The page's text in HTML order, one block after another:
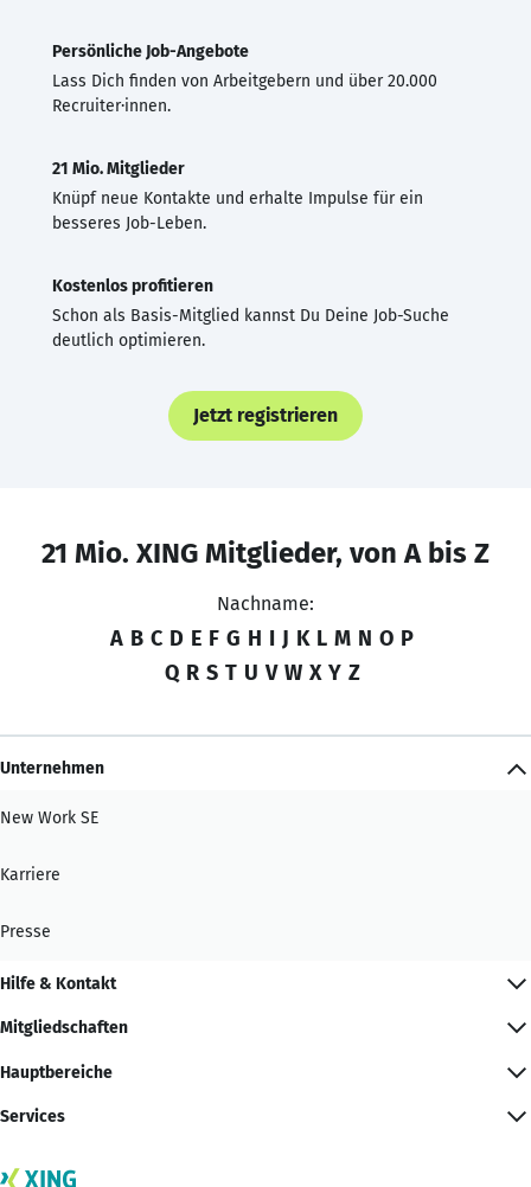
Persönliche Job-Angebote
Lass Dich finden von Arbeitgebern und über 20.000
Recruiter·innen.
21 Mio. Mitglieder
Knüpf neue Kontakte und erhalte Impulse für ein
besseres Job-Leben.
Kostenlos profitieren
Schon als Basis-Mitglied kannst Du Deine Job-Suche
deutlich optimieren.
Jetzt registrieren
21 Mio. XING Mitglieder, von A bis Z
Nachname:
A B C D E F G H I J K L M N O P
Q R S T U V W X Y Z
Unternehmen
New Work SE
Karriere
Presse
Hilfe & Kontakt
Mitgliedschaften
Hauptbereiche
Services